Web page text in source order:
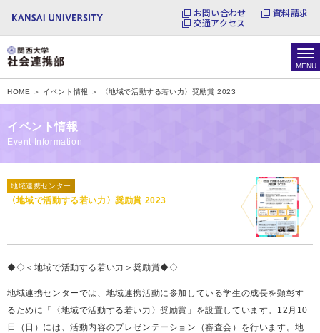
お問い合わせ
資料請求
交通アクセス
HOME ＞ イベント情報 ＞ 〈地域で活動する若い力〉奨励賞 2023
イベント情報
Event Information
地域連携センター
〈地域で活動する若い力〉奨励賞 2023
◆◇＜地域で活動する若い力＞奨励賞◆◇
地域連携センターでは、地域連携活動に参加している学生の成長を顕彰す
るために「〈地域で活動する若い力〉奨励賞」を設置しています。12月10
日（日）には、活動内容のプレゼンテーション（審査会）を行います。地